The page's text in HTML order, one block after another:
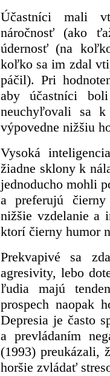
Účastníci mali
náročnosť (ako
údernosť (na
koľko sa im zdal
páčil). Pri
aby účastníci
neuchyľovali sa k
výpovedne nižšiu
Vysoká
žiadne sklony k
jednoducho mohli
a preferujú
nižšie vzdelanie a
ktorí čierny humor
Prekvapivé sa
agresivity, lebo
ľudia majú
prospech naopak
Depresia je často
a prevládaním
(1993) preukázali,
horšie zvládať